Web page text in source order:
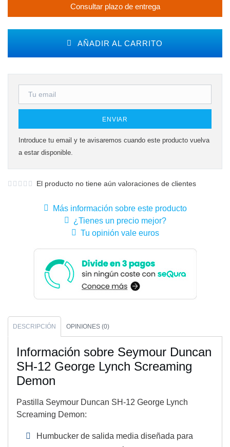
Consultar plazo de entrega
AÑADIR AL CARRITO
ENVIAR
Introduce tu email y te avisaremos cuando este producto vuelva
a estar disponible.
El producto no tiene aún valoraciones de clientes
Más información sobre este producto
¿Tienes un precio mejor?
Tu opinión vale euros
DESCRIPCIÓN OPINIONES (0)
Información sobre Seymour Duncan
SH-12 George Lynch Screaming
Demon
Pastilla Seymour Duncan SH-12 George Lynch
Screaming Demon:
Humbucker de salida media diseñada para